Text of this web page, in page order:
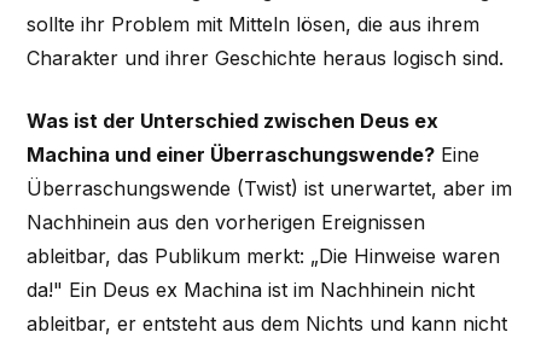
sollte ihr Problem mit Mitteln lösen, die aus ihrem
Charakter und ihrer Geschichte heraus logisch sind.
Was ist der Unterschied zwischen Deus ex
Machina und einer Überraschungswende? Eine
Überraschungswende (Twist) ist unerwartet, aber im
Nachhinein aus den vorherigen Ereignissen
ableitbar, das Publikum merkt: „Die Hinweise waren
da!" Ein Deus ex Machina ist im Nachhinein nicht
ableitbar, er entsteht aus dem Nichts und kann nicht